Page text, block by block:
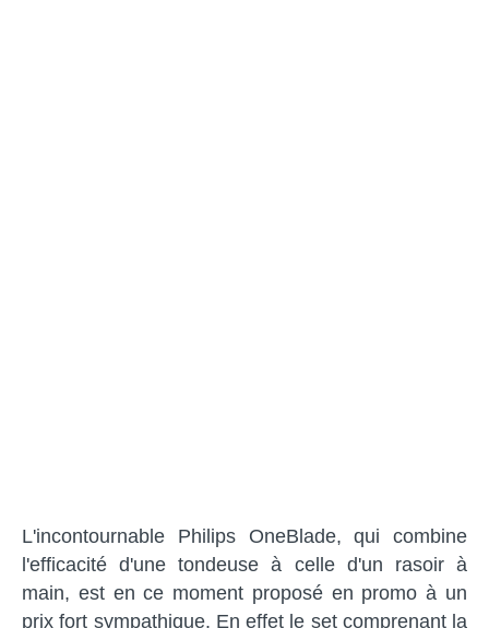
L'incontournable Philips OneBlade, qui combine
l'efficacité d'une tondeuse à celle d'un rasoir à
main, est en ce moment proposé en promo à un
prix fort sympathique. En effet le set comprenant la